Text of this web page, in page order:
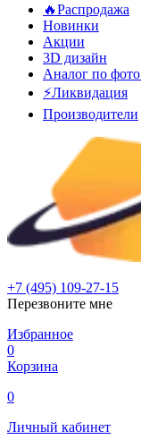
🔥Распродажа
Новинки
Акции
3D дизайн
Аналог по фото
⚡Ликвидация
Производители
+7 (495) 109-27-15
Перезвоните мне
Избранное
0
Корзина
0
Личный кабинет